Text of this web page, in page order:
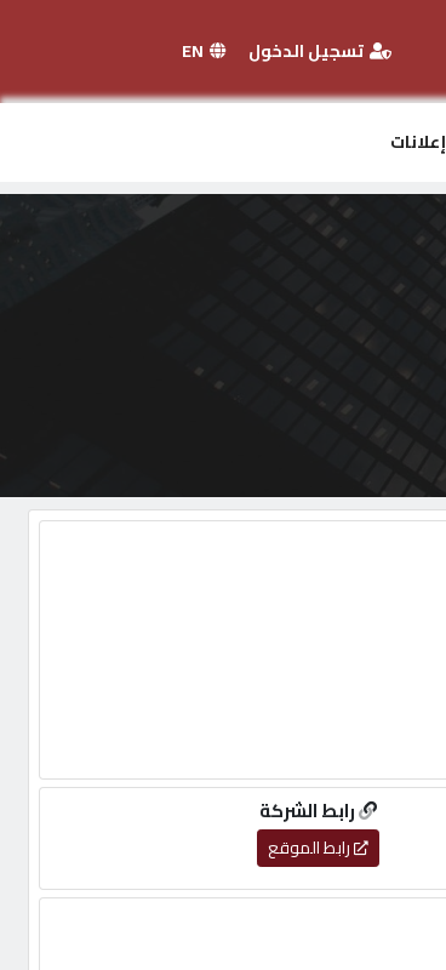
تسجيل الدخول
إعلانات
رابط الشركة
رابط الموقع